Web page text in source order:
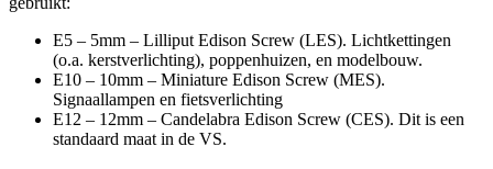
E5 – 5mm – Lilliput Edison Screw (LES). Lichtkettingen
(o.a. kerstverlichting), poppenhuizen, en modelbouw.
E10 – 10mm – Miniature Edison Screw (MES).
Signaallampen en fietsverlichting
E12 – 12mm – Candelabra Edison Screw (CES). Dit is een
standaard maat in de VS.